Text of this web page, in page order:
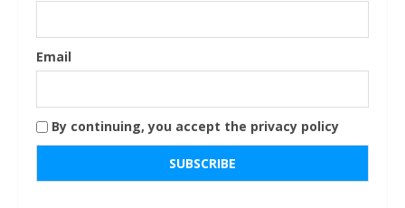
Email
By continuing, you accept the privacy policy